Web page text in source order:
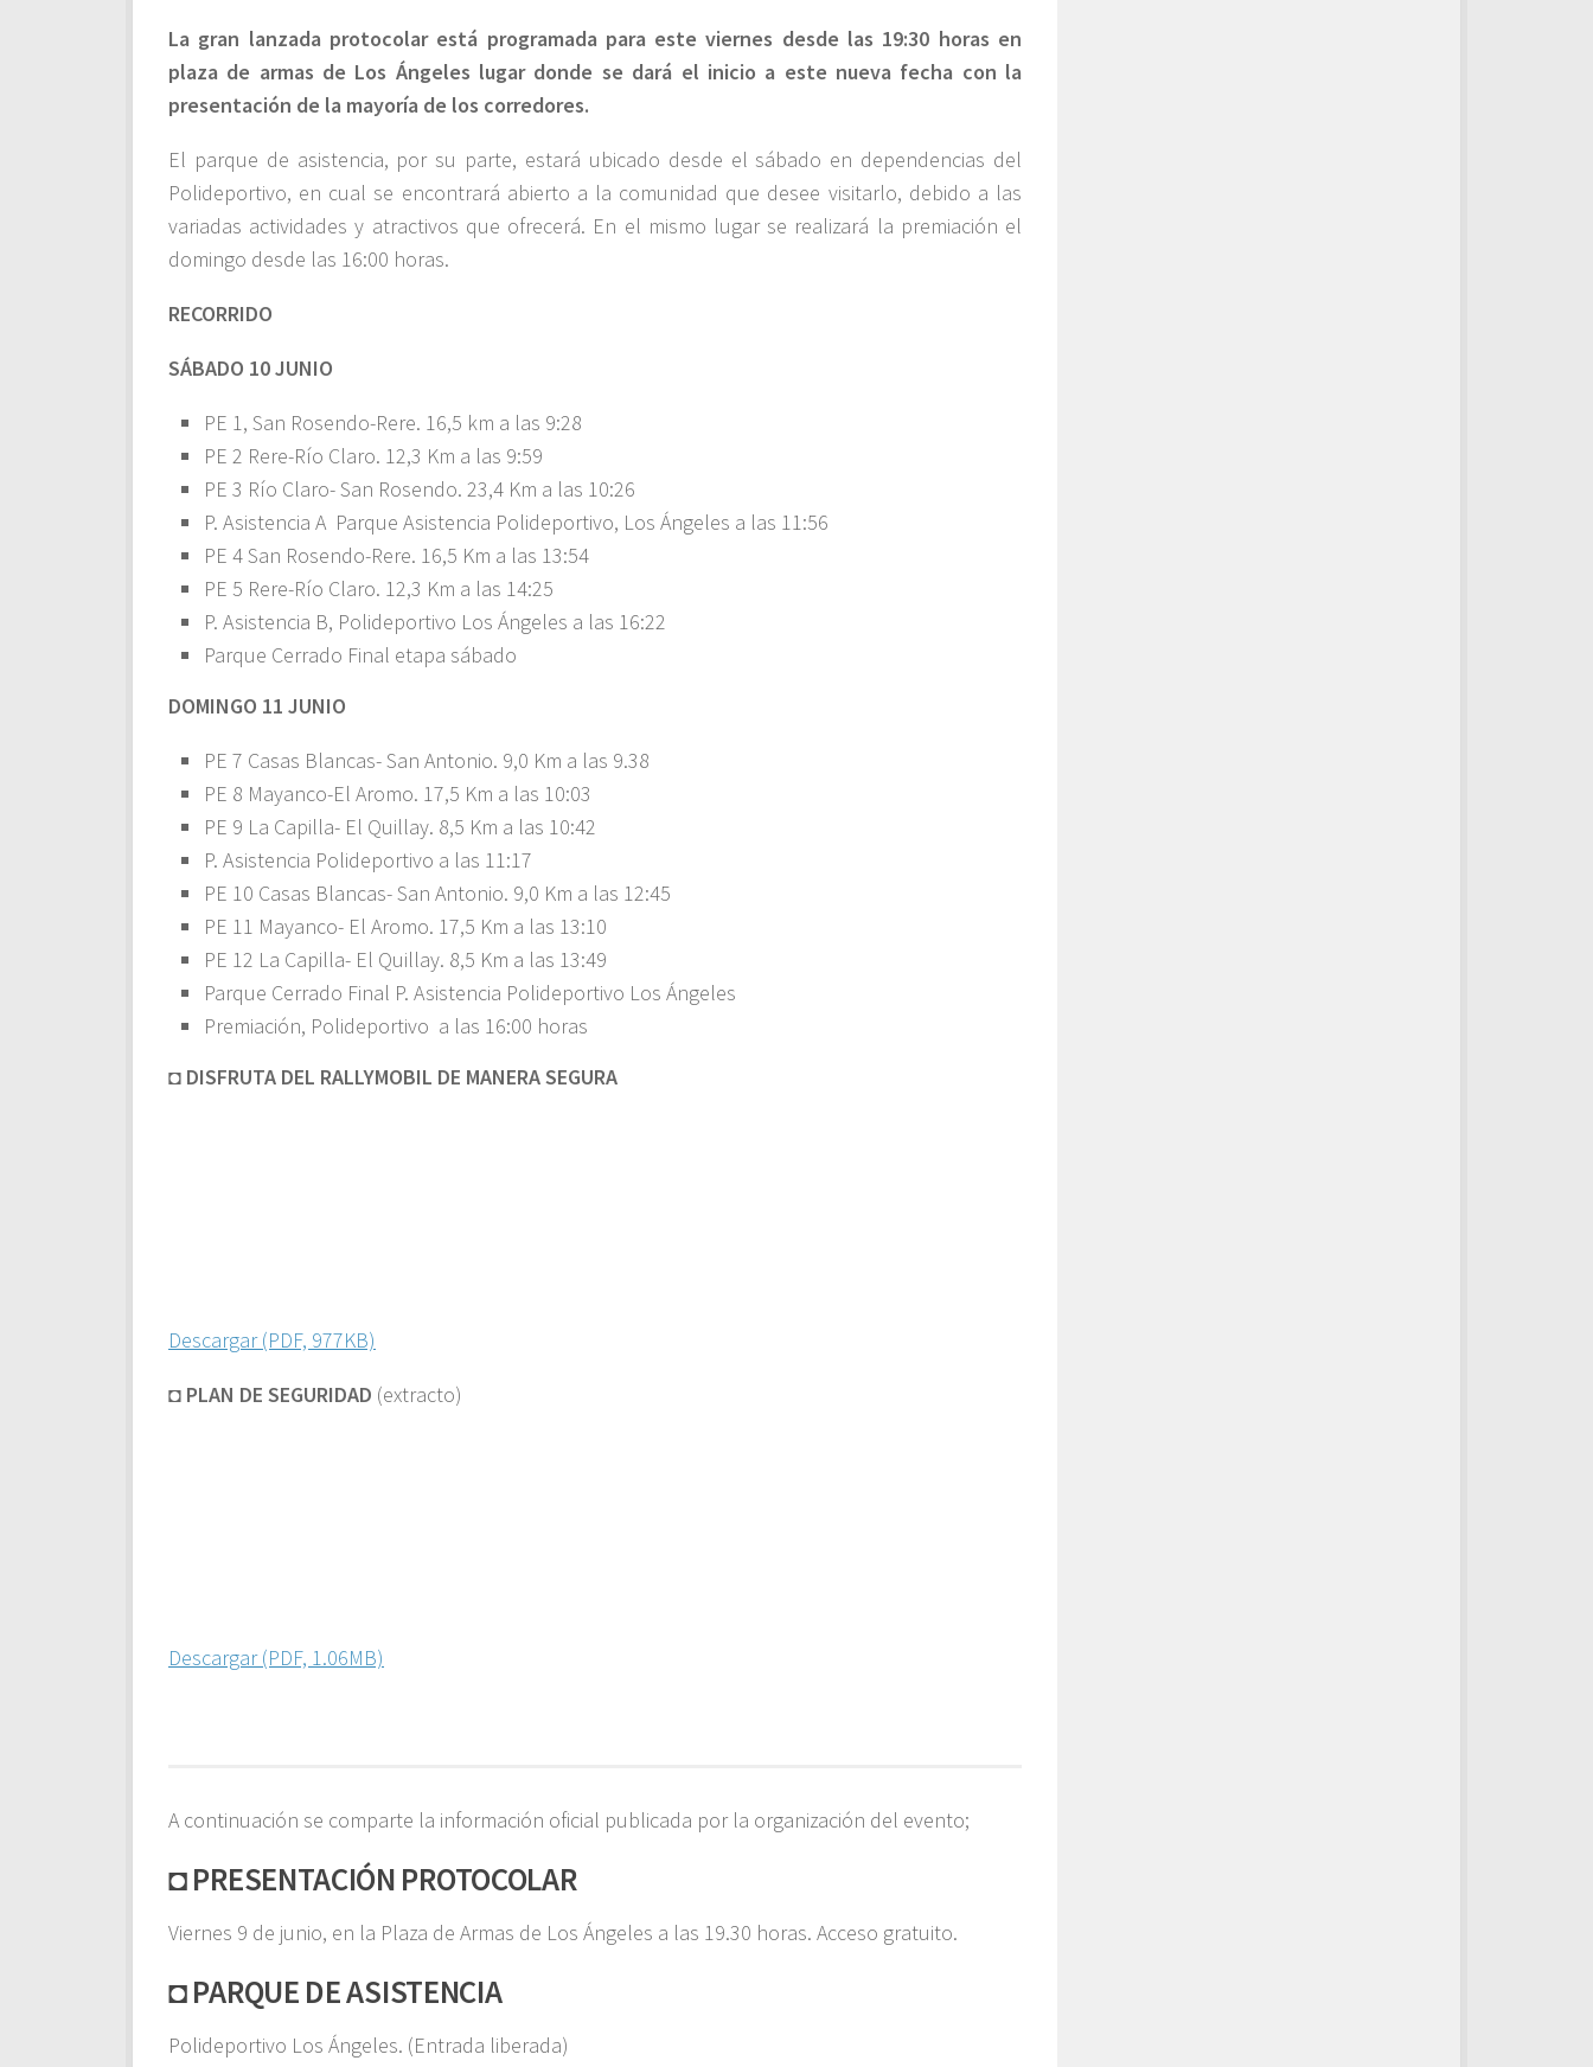
La gran lanzada protocolar está programada para este viernes desde las 19:30 horas en
plaza de armas de Los Ángeles lugar donde se dará el inicio a este nueva fecha con la
presentación de la mayoría de los corredores.
El parque de asistencia, por su parte, estará ubicado desde el sábado en dependencias del
Polideportivo, en cual se encontrará abierto a la comunidad que desee visitarlo, debido a las
variadas actividades y atractivos que ofrecerá. En el mismo lugar se realizará la premiación el
domingo desde las 16:00 horas.
RECORRIDO
SÁBADO 10 JUNIO
PE 1, San Rosendo-Rere. 16,5 km a las 9:28
PE 2 Rere-Río Claro. 12,3 Km a las 9:59
PE 3 Río Claro- San Rosendo. 23,4 Km a las 10:26
P. Asistencia A Parque Asistencia Polideportivo, Los Ángeles a las 11:56
PE 4 San Rosendo-Rere. 16,5 Km a las 13:54
PE 5 Rere-Río Claro. 12,3 Km a las 14:25
P. Asistencia B, Polideportivo Los Ángeles a las 16:22
Parque Cerrado Final etapa sábado
DOMINGO 11 JUNIO
PE 7 Casas Blancas- San Antonio. 9,0 Km a las 9.38
PE 8 Mayanco-El Aromo. 17,5 Km a las 10:03
PE 9 La Capilla- El Quillay. 8,5 Km a las 10:42
P. Asistencia Polideportivo a las 11:17
PE 10 Casas Blancas- San Antonio. 9,0 Km a las 12:45
PE 11 Mayanco- El Aromo. 17,5 Km a las 13:10
PE 12 La Capilla- El Quillay. 8,5 Km a las 13:49
Parque Cerrado Final P. Asistencia Polideportivo Los Ángeles
Premiación, Polideportivo a las 16:00 horas
◘ DISFRUTA DEL RALLYMOBIL DE MANERA SEGURA
Descargar (PDF, 977KB)
◘ PLAN DE SEGURIDAD (extracto)
Descargar (PDF, 1.06MB)
A continuación se comparte la información oficial publicada por la organización del evento;
◘ PRESENTACIÓN PROTOCOLAR
Viernes 9 de junio, en la Plaza de Armas de Los Ángeles a las 19.30 horas. Acceso gratuito.
◘PARQUE DE ASISTENCIA
Polideportivo Los Ángeles. (Entrada liberada)